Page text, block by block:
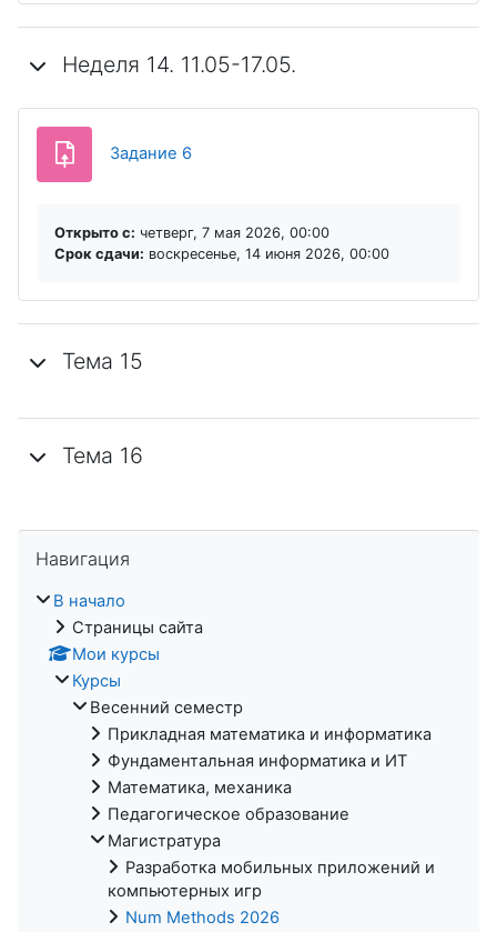
Неделя 14. 11.05-17.05.
Задание 6
Открыто с: четверг, 7 мая 2026, 00:00
Срок сдачи: воскресенье, 14 июня 2026, 00:00
Тема 15
Тема 16
Навигация
В начало
Страницы сайта
Мои курсы
Курсы
Весенний семестр
Прикладная математика и информатика
Фундаментальная информатика и ИТ
Математика, механика
Педагогическое образование
Магистратура
Разработка мобильных приложений и
компьютерных игр
Num Methods 2026